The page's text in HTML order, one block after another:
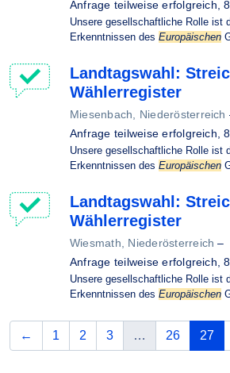
Anfrage teilweise erfolgreich,
Unsere gesellschaftliche Rolle ist
Erkenntnissen des Europäischen
Landtagswahl:
Wählerregister
Miesenbach, Niederösterreich
Anfrage teilweise erfolgreich,
Unsere gesellschaftliche Rolle ist
Erkenntnissen des Europäischen
Landtagswahl:
Wählerregister
Wiesmath, Niederösterreich –
Anfrage teilweise erfolgreich,
Unsere gesellschaftliche Rolle ist
Erkenntnissen des Europäischen
← vorherige
1 2 3 … 26 27